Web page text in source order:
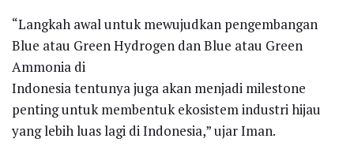
“Langkah awal untuk mewujudkan pengembangan
Blue atau Green Hydrogen dan Blue atau Green
Ammonia di
Indonesia tentunya juga akan menjadi milestone
penting untuk membentuk ekosistem industri hijau
yang lebih luas lagi di Indonesia,” ujar Iman.